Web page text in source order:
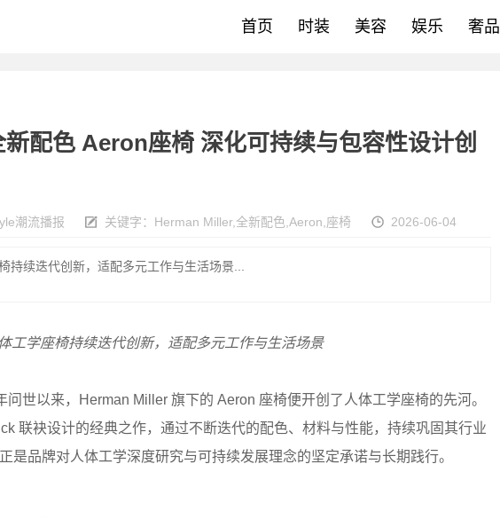
首页 时装 美容 娱乐 奢品
配色 Aeron座椅 深化可持续与包容性设计创
潮流播报 关键字： Herman Miller, 全新配色 Aeron 座椅 2026-06-04
持续迭代创新，适配多元工作与生活场景...
工学座椅持续迭代创新，适配多元工作与生活场景
以来，Herman Miller 旗下的 Aeron 座椅便开创了人体工学座椅的先河。
联袂设计的经典之作，通过不断迭代的配色、材料与性能，持续巩固其行业
是品牌对人体工学深度研究与可持续发展理念的坚定承诺与长期践行。